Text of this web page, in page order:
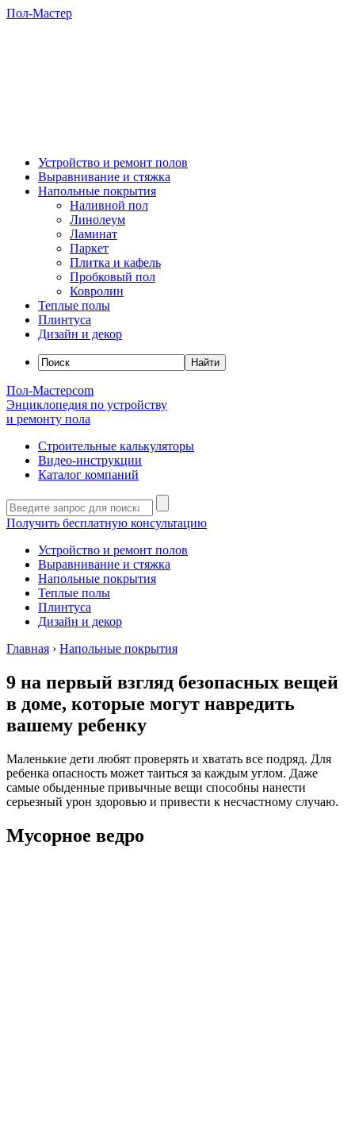
Пол-Мастер
Устройство и ремонт полов
Выравнивание и стяжка
Напольные покрытия
Наливной пол
Линолеум
Ламинат
Паркет
Плитка и кафель
Пробковый пол
Ковролин
Теплые полы
Плинтуса
Дизайн и декор
Пол-Мастерcom
Энциклопедия по устройству
и ремонту пола
Строительные калькуляторы
Видео-инструкции
Каталог компаний
Получить бесплатную консультацию
Устройство и ремонт полов
Выравнивание и стяжка
Напольные покрытия
Теплые полы
Плинтуса
Дизайн и декор
Главная › Напольные покрытия
9 на первый взгляд безопасных вещей
в доме, которые могут навредить
вашему ребенку
Маленькие дети любят проверять и хватать все подряд. Для
ребенка опасность может таиться за каждым углом. Даже
самые обыденные привычные вещи способны нанести
серьезный урон здоровью и привести к несчастному случаю.
Мусорное ведро